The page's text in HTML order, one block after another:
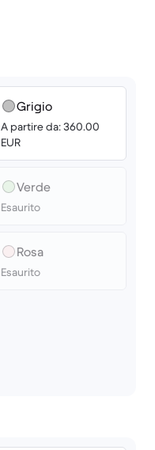
Grigio
A partire da: 360.00
EUR
Verde
Esaurito
Rosa
Esaurito